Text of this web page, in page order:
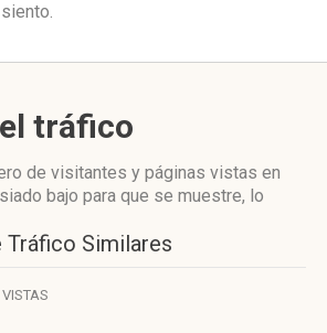
tráfico
de visitantes y páginas vistas en
bajo para que se muestre, lo
Tráfico Similares